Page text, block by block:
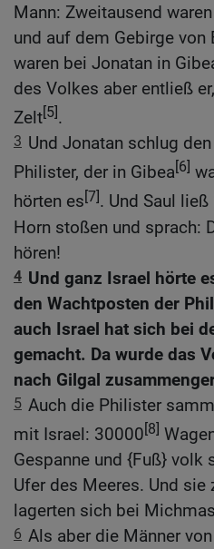
Mann: Zweitausend
und auf dem Gebirge von
waren bei Jonatan in
des Volkes aber entließ
Zelt[5].
3 Und Jonatan schlug
Philister, der in Gibea[6]
hörten es[7]. Und Saul
Horn stoßen und sprach:
hören!
4 Und ganz Israel hörte
den Wachtposten der
auch Israel hat sich bei
gemacht. Da wurde das
nach Gilgal
5 Auch die Philister
mit Israel: 30000[8]
Gespanne und {Fuß} volk
Ufer des Meeres. Und sie
lagerten sich bei
6 Als aber die Männer